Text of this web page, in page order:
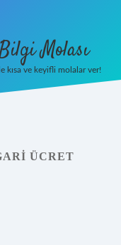
Molası
kısa ve keyifli molalar ver!
ÜCRET